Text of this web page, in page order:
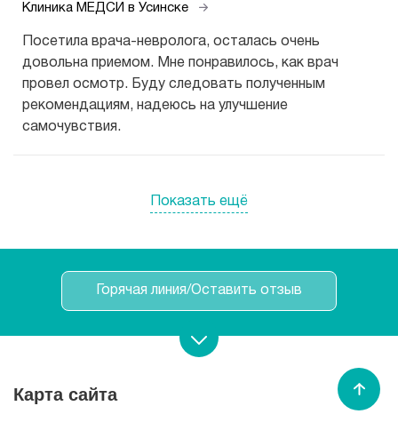
Клиника МЕДСИ в Усинске
Посетила врача-невролога, осталась очень
довольна приемом. Мне понравилось, как врач
провел осмотр. Буду следовать полученным
рекомендациям, надеюсь на улучшение
самочувствия.
Показать ещё
Горячая линия/Оставить отзыв
Записаться на прием
Карта сайта